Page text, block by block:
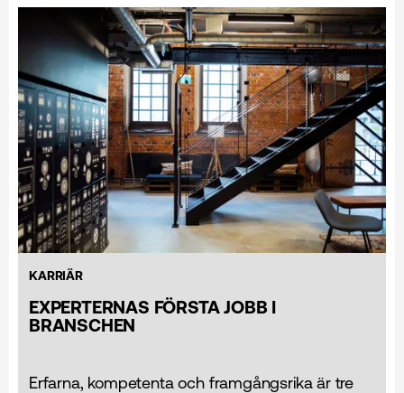
KARRIÄR
EXPERTERNAS FÖRSTA JOBB I
BRANSCHEN
Erfarna, kompetenta och framgångsrika är tre